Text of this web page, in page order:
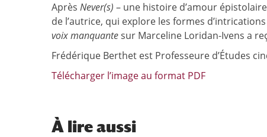
Après Never(s) – une histoire d’amour
de l’autrice, qui explore les formes
voix manquantesur Marceline Loridan-Ivens a
Frédérique Berthet est Professeure d’Études
Télécharger l’image au format PDF
À lire aussi